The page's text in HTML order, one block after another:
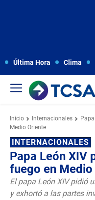
Última Hora Clima
Inicio Internacionales
Medio Oriente
INTERNACIONALES
Papa León XIV
fuego en
El papa León XIV pidió
y exhortó a las partes